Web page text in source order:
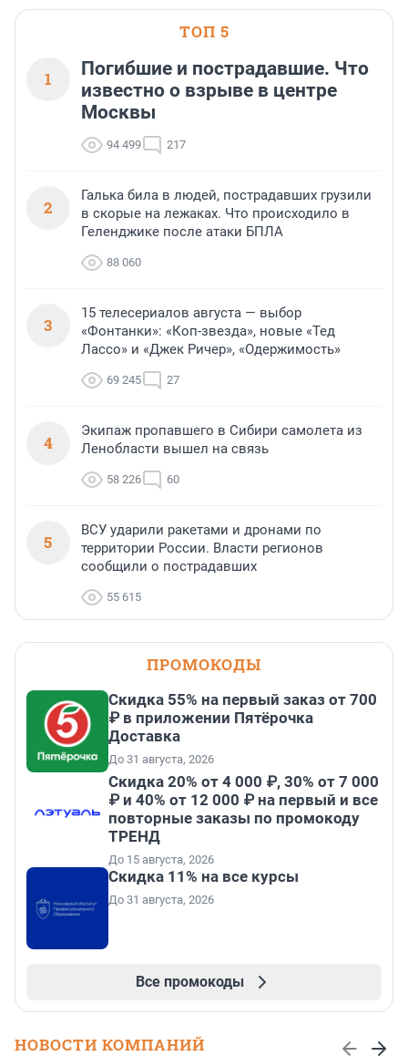
ТОП 5
1
Погибшие и пострадавшие. Что
известно о взрыве в центре
Москвы
94 499 217
2
Галька била в людей, пострадавших грузили
в скорые на лежаках. Что происходило в
Геленджике после атаки БПЛА
88 060
3
15 телесериалов августа — выбор
«Фонтанки»: «Коп-звезда», новые «Тед
Лассо» и «Джек Ричер», «Одержимость»
69 245 27
4
Экипаж пропавшего в Сибири самолета из
Ленобласти вышел на связь
58 226 60
5
ВСУ ударили ракетами и дронами по
территории России. Власти регионов
сообщили о пострадавших
55 615
ПРОМОКОДЫ
Скидка 55% на первый заказ от 700
₽ в приложении Пятёрочка
Доставка
До 31 августа, 2026
Скидка 20% от 4 000 ₽, 30% от 7 000
₽ и 40% от 12 000 ₽ на первый и все
повторные заказы по промокоду
ТРЕНД
До 15 августа, 2026
Скидка 11% на все курсы
До 31 августа, 2026
Все промокоды
НОВОСТИ КОМПАНИЙ